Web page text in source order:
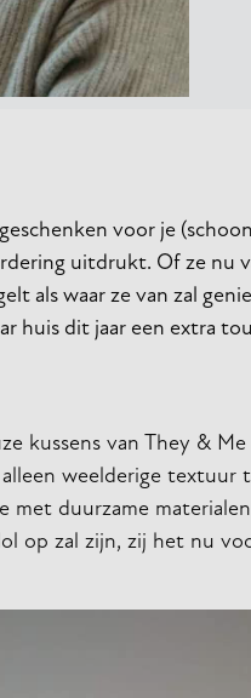
voor je
uitdrukt. Of ze nu
als waar ze van zal
huis dit jaar een extra
kussens van They &
weelderige textuur
met duurzame
op zal zijn, zij het nu